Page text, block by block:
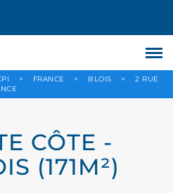
> FRANCE > BLOIS >
2 RUE
CÔTE -
(171M²)